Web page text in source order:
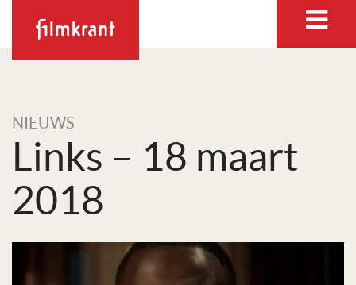
NIEUWS
Links – 18 maart
2018